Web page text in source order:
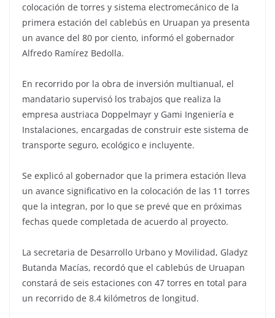
colocación de torres y sistema electromecánico de la
primera estación del cablebús en Uruapan ya presenta
un avance del 80 por ciento, informó el gobernador
Alfredo Ramírez Bedolla.
En recorrido por la obra de inversión multianual, el
mandatario supervisó los trabajos que realiza la
empresa austriaca Doppelmayr y Gami Ingeniería e
Instalaciones, encargadas de construir este sistema de
transporte seguro, ecológico e incluyente.
Se explicó al gobernador que la primera estación lleva
un avance significativo en la colocación de las 11 torres
que la integran, por lo que se prevé que en próximas
fechas quede completada de acuerdo al proyecto.
La secretaria de Desarrollo Urbano y Movilidad, Gladyz
Butanda Macías, recordó que el cablebús de Uruapan
constará de seis estaciones con 47 torres en total para
un recorrido de 8.4 kilómetros de longitud.